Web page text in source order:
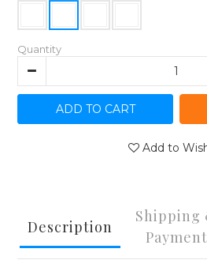
Quantity
ADD TO CART
Add to
Description
Shipping
Payment